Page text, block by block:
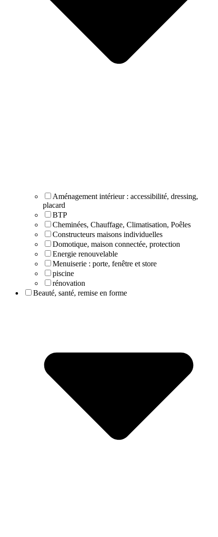
Aménagement intérieur : accessibilité, dressing,
placard
BTP
Cheminées, Chauffage, Climatisation, Poêles
Constructeurs maisons individuelles
Domotique, maison connectée, protection
Energie renouvelable
Menuiserie : porte, fenêtre et store
piscine
rénovation
Beauté, santé, remise en forme